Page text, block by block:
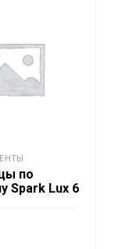
по
Spark Lux 6